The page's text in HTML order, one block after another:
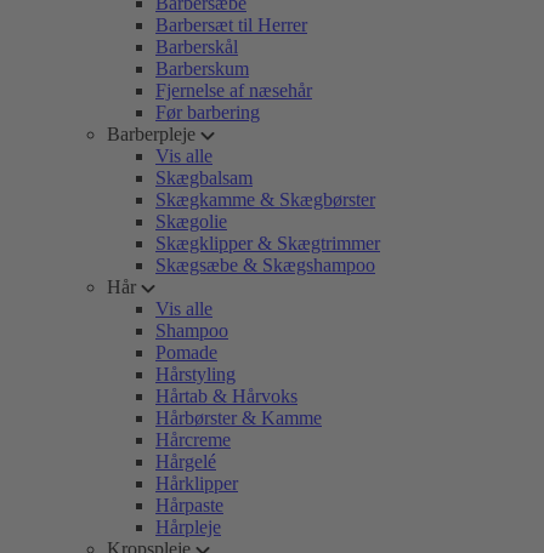
Barbersæt til Herrer
Barberskål
Barberskum
Fjernelse af næsehår
Før barbering
Barberpleje
Vis alle
Skægbalsam
Skægkamme & Skægbørster
Skægolie
Skægklipper & Skægtrimmer
Skægsæbe & Skægshampoo
Hår
Vis alle
Shampoo
Pomade
Hårstyling
Hårtab & Hårvoks
Hårbørster & Kamme
Hårcreme
Hårgelé
Hårklipper
Hårpaste
Hårpleje
Kropspleje